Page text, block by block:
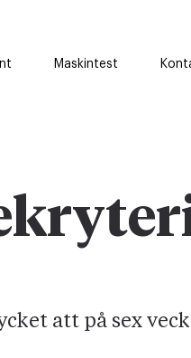
Maskintest
att på sex